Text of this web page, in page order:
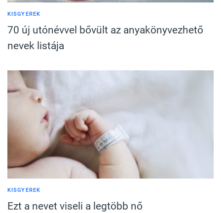
KISGYEREK
70 új utónévvel bővült az anyakönyvezhető
nevek listája
KISGYEREK
Ezt a nevet viseli a legtöbb nő